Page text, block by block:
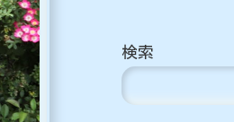
検索